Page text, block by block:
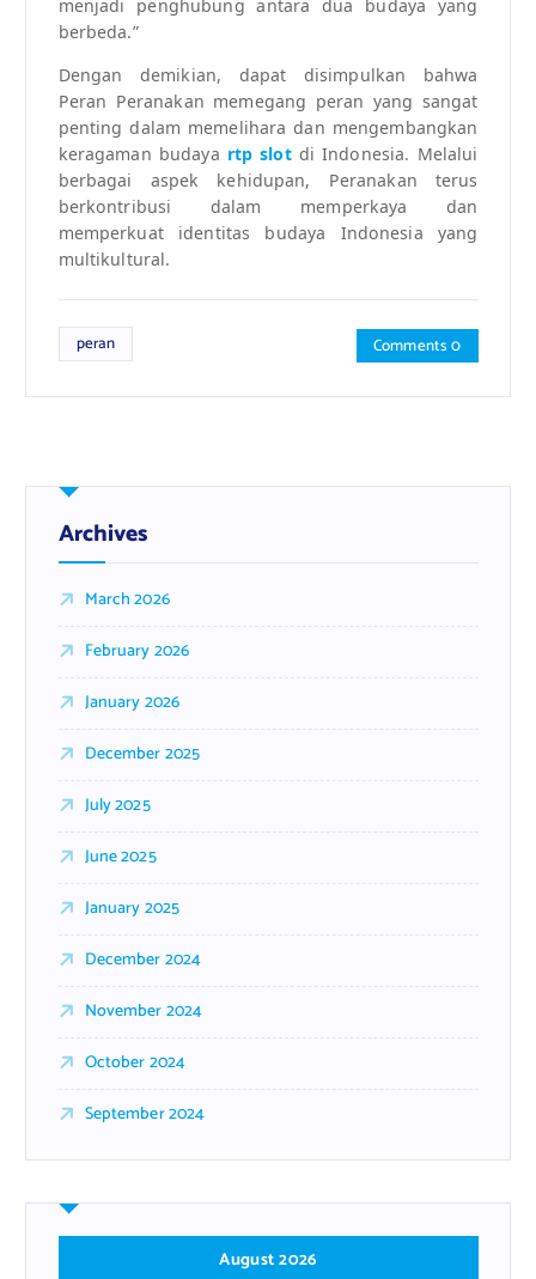
menjadi penghubung antara dua budaya yang
berbeda.”
Dengan demikian, dapat disimpulkan bahwa
Peran Peranakan memegang peran yang sangat
penting dalam memelihara dan mengembangkan
keragaman budaya rtp slotdi Indonesia. Melalui
berbagai aspek kehidupan, Peranakan terus
berkontribusi dalam memperkaya dan
memperkuat identitas budaya Indonesia yang
multikultural.
peran Comments 0
Archives
March 2026
February 2026
January 2026
December 2025
July 2025
June 2025
January 2025
December 2024
November 2024
October 2024
September 2024
August 2026